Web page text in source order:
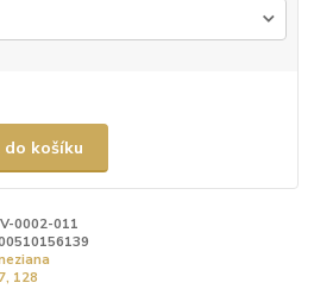
košíku
0002-011
128